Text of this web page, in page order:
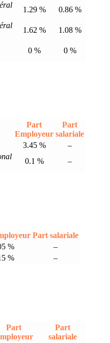
1.29 %
0.86 %
1.62 %
1.08 %
0 % 0 %
Part
Employeur
Part
salariale
3.45 %
–
0.1 % –
Part salariale
%
–
% –
Part
Part
salariale